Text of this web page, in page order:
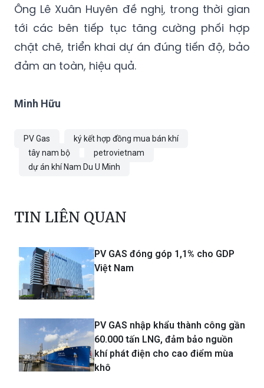
Ông Lê Xuân Huyên đề nghị, trong thời gian
tới các bên tiếp tục tăng cường phối hợp
chặt chẽ, triển khai dự án đúng tiến độ, bảo
đảm an toàn, hiệu quả.
Minh Hữu
PV Gas
ký kết hợp đồng mua bán khí
tây nam bộ
petrovietnam
dự án khí Nam Du U Minh
TIN LIÊN QUAN
PV GAS đóng góp 1,1% cho GDP
Việt Nam
PV GAS nhập khẩu thành công gần
60.000 tấn LNG, đảm bảo nguồn
khí phát điện cho cao điểm mùa
khô